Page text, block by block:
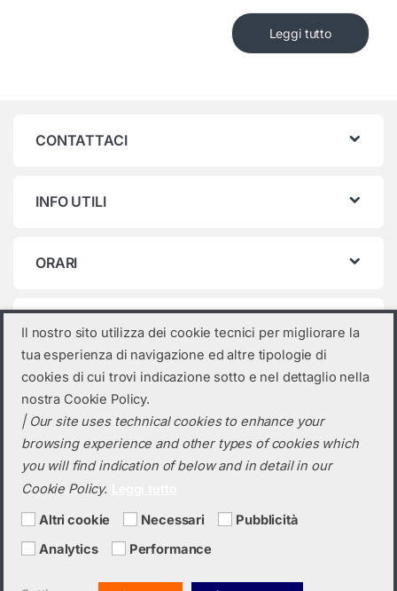
Leggi tutto
CONTATTACI
INFO UTILI
ORARI
Categorie prodotto
Seleziona una categoria
Hai bisogno di un preventivo?
+39 0423 6326
Il nostro sito utilizza dei cookie tecnici per migliorare la
tua esperienza di navigazione ed altre tipologie di
cookies di cui trovi indicazione sotto e nel dettaglio nella
nostra Cookie Policy.
| Our site uses technical cookies to enhance your
browsing experience and other types of cookies which
you will find indication of below and in detail in our
Cookie Policy.
Altri cookie Necessari
Pubblicità
Analytics
Performance